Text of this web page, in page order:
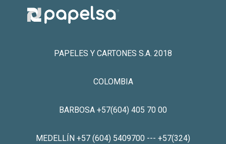
PAPELES Y CARTONES S.A. 2018
COLOMBIA
BARBOSA +57(604) 405 70 00
MEDELLÍN +57 (604) 5409700 --- +57(324)